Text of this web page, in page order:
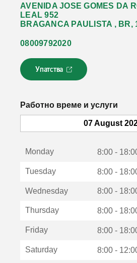
AVENIDA JOSE GOMES DA
LEAL 952
BRAGANCA PAULISTA , BR,
08009792020
Упатства
Л
и
к
с
Работно време и услуги
07 August
Monday 8:00 -
Tuesday 8:00 -
Wednesday 8:00 -
Thursday 8:00 -
Friday 8:00 -
Saturday 8:00 -